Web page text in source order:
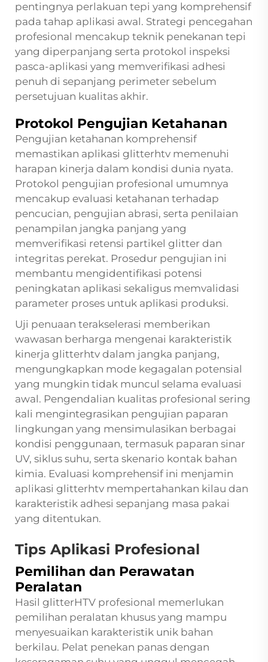
pentingnya perlakuan tepi yang komprehensif
pada tahap aplikasi awal. Strategi pencegahan
profesional mencakup teknik penekanan tepi
yang diperpanjang serta protokol inspeksi
pasca-aplikasi yang memverifikasi adhesi
penuh di sepanjang perimeter sebelum
persetujuan kualitas akhir.
Protokol Pengujian Ketahanan
Pengujian ketahanan komprehensif
memastikan aplikasi glitterhtv memenuhi
harapan kinerja dalam kondisi dunia nyata.
Protokol pengujian profesional umumnya
mencakup evaluasi ketahanan terhadap
pencucian, pengujian abrasi, serta penilaian
penampilan jangka panjang yang
memverifikasi retensi partikel glitter dan
integritas perekat. Prosedur pengujian ini
membantu mengidentifikasi potensi
peningkatan aplikasi sekaligus memvalidasi
parameter proses untuk aplikasi produksi.
Uji penuaan terakselerasi memberikan
wawasan berharga mengenai karakteristik
kinerja glitterhtv dalam jangka panjang,
mengungkapkan mode kegagalan potensial
yang mungkin tidak muncul selama evaluasi
awal. Pengendalian kualitas profesional sering
kali mengintegrasikan pengujian paparan
lingkungan yang mensimulasikan berbagai
kondisi penggunaan, termasuk paparan sinar
UV, siklus suhu, serta skenario kontak bahan
kimia. Evaluasi komprehensif ini menjamin
aplikasi glitterhtv mempertahankan kilau dan
karakteristik adhesi sepanjang masa pakai
yang ditentukan.
Tips Aplikasi Profesional
Pemilihan dan Perawatan
Peralatan
Hasil glitterHTV profesional memerlukan
pemilihan peralatan khusus yang mampu
menyesuaikan karakteristik unik bahan
berkilau. Pelat penekan panas dengan